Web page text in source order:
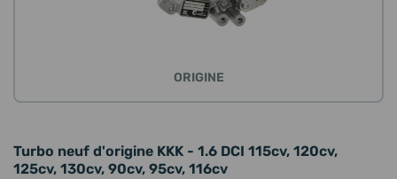
ORIGINE
Turbo neuf d'origine KKK - 1.6 DCI 115cv, 120cv,
125cv, 130cv, 90cv, 95cv, 116cv